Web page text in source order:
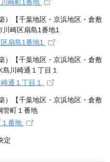
崎町1番地
扇島1番地1
通１丁目１
番地
定